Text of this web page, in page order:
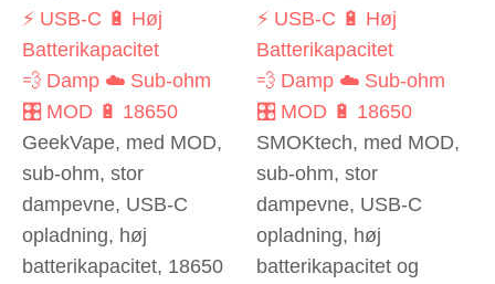
⚡ USB-C 🔋 Høj
Batterikapacitet
💨 Damp ☁️ Sub-ohm
🎛️ MOD 🔋 18650
GeekVape, med MOD,
sub-ohm, stor
dampevne, USB-C
opladning, høj
batterikapacitet, 18650
⚡ USB-C 🔋 Høj
Batterikapacitet
💨 Damp ☁️ Sub-ohm
🎛️ MOD 🔋 18650
SMOKtech, med MOD,
sub-ohm, stor
dampevne, USB-C
opladning, høj
batterikapacitet og